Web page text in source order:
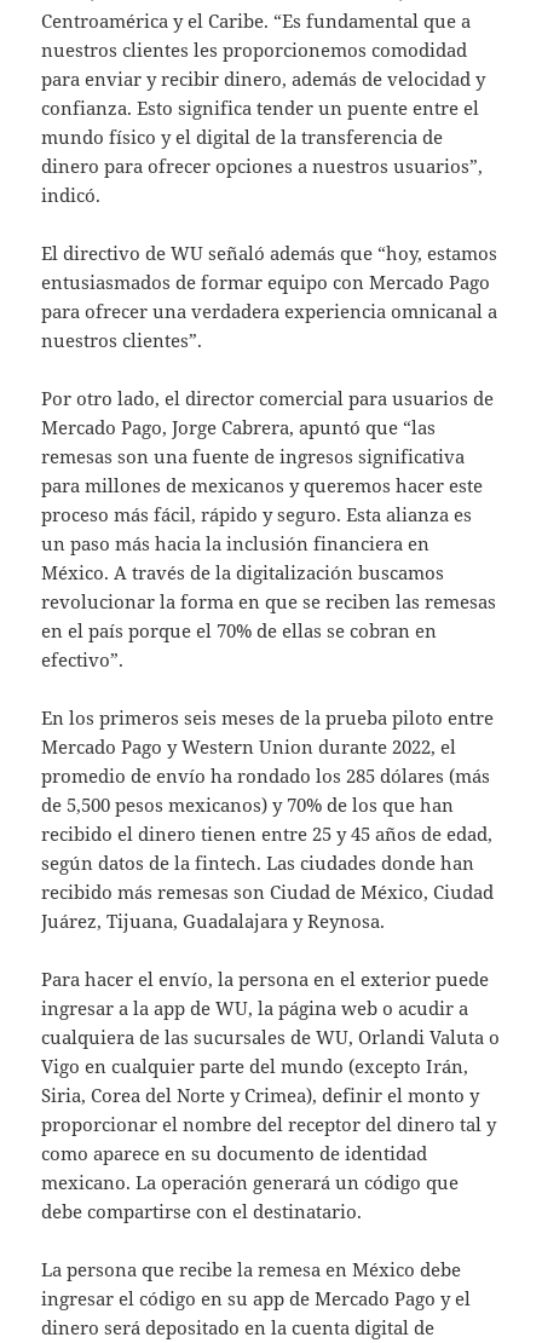
Centroamérica y el Caribe. “Es fundamental que a
nuestros clientes les proporcionemos comodidad
para enviar y recibir dinero, además de velocidad y
confianza. Esto significa tender un puente entre el
mundo físico y el digital de la transferencia de
dinero para ofrecer opciones a nuestros usuarios”,
indicó.
El directivo de WU señaló además que “hoy, estamos
entusiasmados de formar equipo con Mercado Pago
para ofrecer una verdadera experiencia omnicanal a
nuestros clientes”.
Por otro lado, el director comercial para usuarios de
Mercado Pago, Jorge Cabrera, apuntó que “las
remesas son una fuente de ingresos significativa
para millones de mexicanos y queremos hacer este
proceso más fácil, rápido y seguro. Esta alianza es
un paso más hacia la inclusión financiera en
México. A través de la digitalización buscamos
revolucionar la forma en que se reciben las remesas
en el país porque el 70% de ellas se cobran en
efectivo”.
En los primeros seis meses de la prueba piloto entre
Mercado Pago y Western Union durante 2022, el
promedio de envío ha rondado los 285 dólares (más
de 5,500 pesos mexicanos) y 70% de los que han
recibido el dinero tienen entre 25 y 45 años de edad,
según datos de la fintech. Las ciudades donde han
recibido más remesas son Ciudad de México, Ciudad
Juárez, Tijuana, Guadalajara y Reynosa.
Para hacer el envío, la persona en el exterior puede
ingresar a la app de WU, la página web o acudir a
cualquiera de las sucursales de WU, Orlandi Valuta o
Vigo en cualquier parte del mundo (excepto Irán,
Siria, Corea del Norte y Crimea), definir el monto y
proporcionar el nombre del receptor del dinero tal y
como aparece en su documento de identidad
mexicano. La operación generará un código que
debe compartirse con el destinatario.
La persona que recibe la remesa en México debe
ingresar el código en su app de Mercado Pago y el
dinero será depositado en la cuenta digital de